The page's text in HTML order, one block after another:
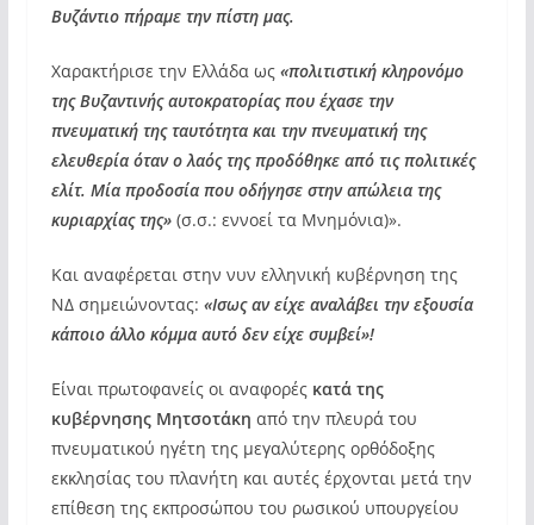
Βυζάντιο πήραμε την πίστη μας.
Χαρακτήρισε την Ελλάδα ως «πολιτιστική κληρονόμο
της Βυζαντινής αυτοκρατορίας που έχασε την
πνευματική της ταυτότητα και την πνευματική της
ελευθερία όταν ο λαός της προδόθηκε από τις πολιτικές
ελίτ. Μία προδοσία που οδήγησε στην απώλεια της
κυριαρχίας της»(σ.σ.: εννοεί τα Μνημόνια)».
Και αναφέρεται στην νυν ελληνική κυβέρνηση της
ΝΔ σημειώνοντας: «Ισως αν είχε αναλάβει την εξουσία
κάποιο άλλο κόμμα αυτό δεν είχε συμβεί»!
Είναι πρωτοφανείς οι αναφορές κατά της
κυβέρνησης Μητσοτάκη από την πλευρά του
πνευματικού ηγέτη της μεγαλύτερης ορθόδοξης
εκκλησίας του πλανήτη και αυτές έρχονται μετά την
επίθεση της εκπροσώπου του ρωσικού υπουργείου